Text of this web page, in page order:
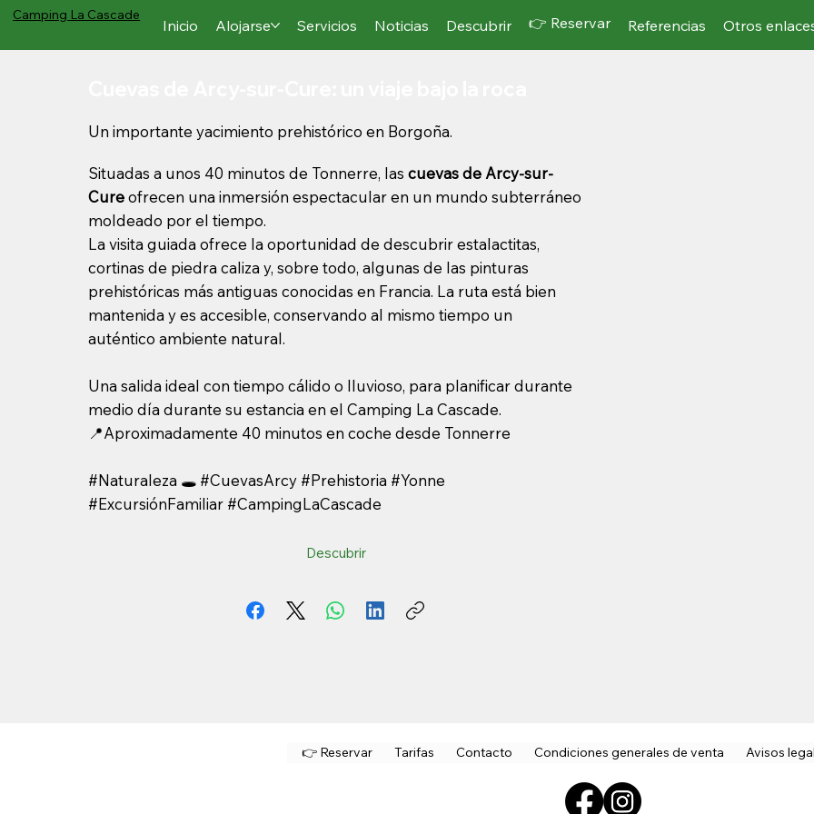
Camping La Cascade
Inicio Alojarse Servicios Noticias Descubrir 👉 Reservar Referencias Otros
Un importante yacimiento prehistórico en Borgoña.
Situadas a unos 40 minutos de Tonnerre, lascuevas de Arcy-sur-
Cureofrecen una inmersión espectacular en un mundo subterráneo
moldeado por el tiempo.
La visita guiada ofrece la oportunidad de descubrir estalactitas,
cortinas de piedra caliza y, sobre todo, algunas de las pinturas
prehistóricas más antiguas conocidas en Francia. La ruta está bien
mantenida y es accesible, conservando al mismo tiempo un
auténtico ambiente natural.
Una salida ideal con tiempo cálido o lluvioso, para planificar durante
medio día durante su estancia en el Camping La Cascade.
📍Aproximadamente 40 minutos en coche desde Tonnerre
#Naturaleza 🕳️ #CuevasArcy #Prehistoria #Yonne
#ExcursiónFamiliar #CampingLaCascade
Descubrir
👉 Reservar Tarifas Contacto Condiciones generales de venta Avisos